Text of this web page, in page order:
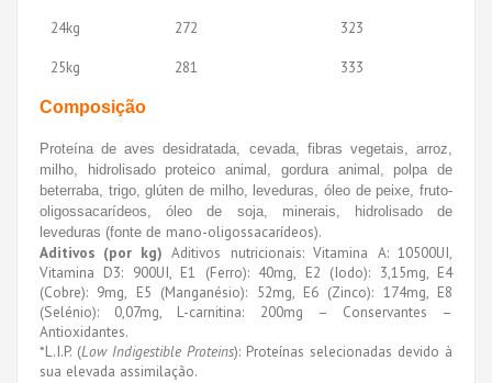
24kg
272
323
25kg
281 333
Composição
Proteína de aves desidratada, cevada, fibras vegetais, arroz,
milho, hidrolisado proteico animal, gordura animal, polpa de
beterraba, trigo, glúten de milho, leveduras, óleo de peixe, fruto-
oligossacarídeos, óleo de soja, minerais, hidrolisado de
leveduras (fonte de mano-oligossacarídeos).
Aditivos (por kg) Aditivos nutricionais: Vitamina A: 10500UI,
Vitamina D3: 900UI, E1 (Ferro): 40mg, E2 (Iodo): 3,15mg, E4
(Cobre): 9mg, E5 (Manganésio): 52mg, E6 (Zinco): 174mg, E8
(Selénio): 0,07mg, L-carnitina: 200mg – Conservantes –
Antioxidantes.
*L.I.P. (Low Indigestible Proteins): Proteínas selecionadas devido à
sua elevada assimilação.